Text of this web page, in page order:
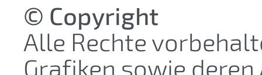
© Copyright
Alle Rechte
Grafiken sowie